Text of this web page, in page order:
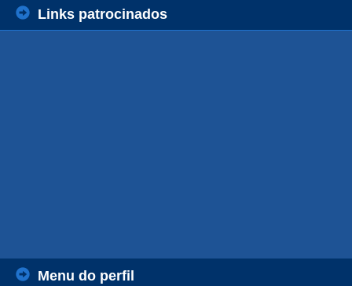
Links patrocinados
Menu do perfil